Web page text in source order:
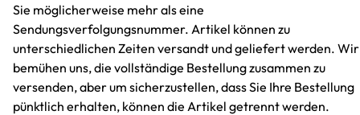
Sie möglicherweise mehr als eine
Sendungsverfolgungsnummer. Artikel können zu
unterschiedlichen Zeiten versandt und geliefert werden. Wir
bemühen uns, die vollständige Bestellung zusammen zu
versenden, aber um sicherzustellen, dass Sie Ihre Bestellung
pünktlich erhalten, können die Artikel getrennt werden.